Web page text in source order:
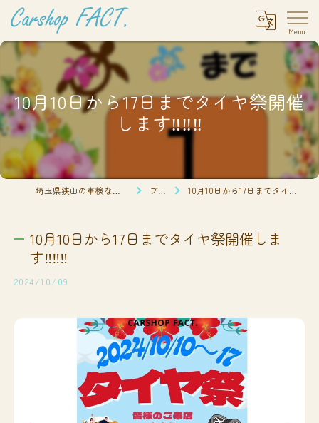
10月10日から17日までタイヤ祭開催
します‼️‼️‼️
ブログ 10月10日から17日までタイヤ祭開催します‼️‼️‼️
10月10日から17日までタイヤ祭開催しま
す‼️‼️‼️
2024/10/09